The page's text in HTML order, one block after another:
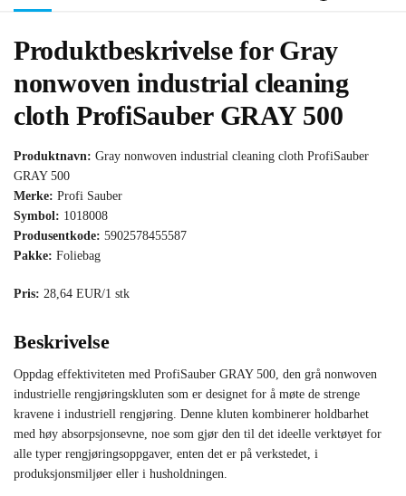
Produktbeskrivelse for Gray
nonwoven industrial cleaning
cloth ProfiSauber GRAY 500
Produktnavn: Gray nonwoven industrial cleaning cloth ProfiSauber
GRAY 500
Merke: Profi Sauber
Symbol: 1018008
Produsentkode: 5902578455587
Pakke: Foliebag
Pris: 28,64 EUR/1 stk
Beskrivelse
Oppdag effektiviteten med ProfiSauber GRAY 500, den grå nonwoven
industrielle rengjøringskluten som er designet for å møte de strenge
kravene i industriell rengjøring. Denne kluten kombinerer holdbarhet
med høy absorpsjonsevne, noe som gjør den til det ideelle verktøyet for
alle typer rengjøringsoppgaver, enten det er på verkstedet, i
produksjonsmiljøer eller i husholdningen.